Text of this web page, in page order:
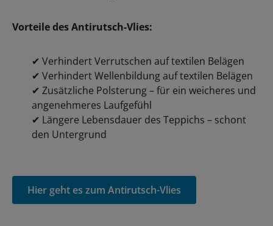
Vorteile des Antirutsch-Vlies:
✔ Verhindert Verrutschen auf textilen Belägen
✔ Verhindert Wellenbildung auf textilen Belägen
✔ Zusätzliche Polsterung – für ein weicheres und
angenehmeres Laufgefühl
✔ Längere Lebensdauer des Teppichs – schont
den Untergrund
Hier geht es zum Antirutsch-Vlies